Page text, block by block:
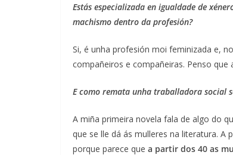
Estás especializada en igualdade de
machismo dentro da profesión?
Si, é unha profesión moi feminizada e,
compañeiros e compañeiras. Penso
E como remata unha traballadora social
A miña primeira novela fala de algo do
que se lle dá ás mulleres na literatura. A
porque parece que a partir dos 40 as